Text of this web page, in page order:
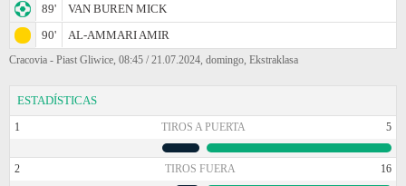
89'
VAN BUREN MICK
90'
AL-AMMARI AMIR
Cracovia - Piast Gliwice, 08:45 / 21.07.2024, domingo, Ekstraklasa
ESTADÍSTICAS
1 TIROS A PUERTA 5
2 TIROS FUERA 16